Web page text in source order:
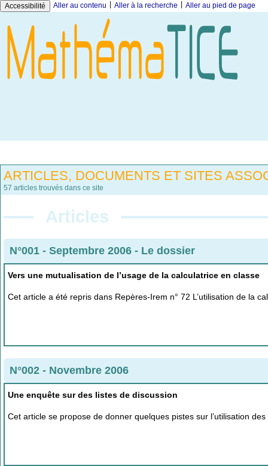
Accessibilité Aller au contenu Aller à la recherche Aller au pied de page
ARTICLES, DOCUMENTS ET SITES
57 articles trouvés dans ce site
Articles
N°001 - Septembre 2006 - Le dossier
Vers une mutualisation de l’usage de la calculatrice en classe
Cet article a été repris dans Repères-Irem n° 72 L’utilisation de la
N°002 - Novembre 2006
Une enquête sur des listes de discussion
Cet article se propose de donner quelques pistes sur l’utilisation